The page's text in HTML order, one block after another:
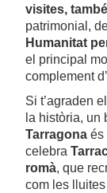
visites,
patrimonial,
Humanitat
el principal
complement
Si t’agraden
la història, un
Tarragona és
celebra
romà, que
com les